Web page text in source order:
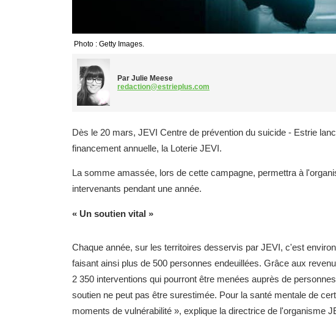
Photo : Getty Images.
Par Julie Meese
redaction@estrieplus.com
Dès le 20 mars, JEVI Centre de prévention du suicide - Estrie
financement annuelle, la Loterie JEVI.
La somme amassée, lors de cette campagne, permettra à
intervenants pendant une année.
« Un soutien vital »
Chaque année, sur les territoires desservis par JEVI, c'est
faisant ainsi plus de 500 personnes endeuillées. Grâce aux
2 350 interventions qui pourront être menées auprès de
soutien ne peut pas être surestimée. Pour la santé mentale de
moments de vulnérabilité », explique la directrice de l'organisme